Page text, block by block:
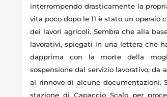
interrompendo drasticamente la
vita poco dopo le 11 è stato un
dei lavori agricoli. Sembra che alla
lavorativi, spiegati in una lettera che
dapprima con la morte della
sospensione dal servizio lavorativo,
al rinnovo di alcune documentazioni.
stazione di Capaccio Scalo per